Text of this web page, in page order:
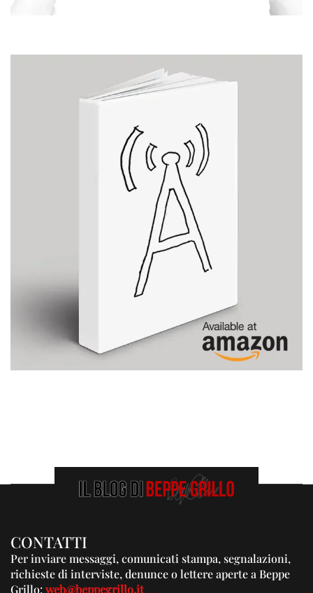
CONTATTI
Per inviare messaggi, comunicati stampa, segnalazioni,
richieste di interviste, denunce o lettere aperte a Beppe
Grillo:web@beppegrillo.it